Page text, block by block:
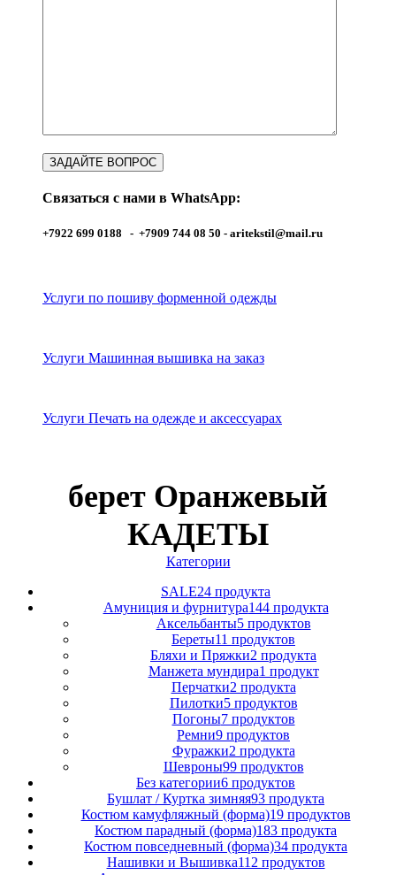
Связаться с нами в WhatsApp:
+7922 699 0188 - +7909 744 08 50 - aritekstil@mail.ru
Услуги по пошиву форменной одежды
Услуги Машинная вышивка на заказ
Услуги Печать на одежде и аксессуарах
берет Оранжевый
КАДЕТЫ
Категории
SALE24 продукта
Амуниция и фурнитура144 продукта
Аксельбанты5 продуктов
Береты11 продуктов
Бляхи и Пряжки2 продукта
Манжета мундира1 продукт
Перчатки2 продукта
Пилотки5 продуктов
Погоны7 продуктов
Ремни9 продуктов
Фуражки2 продукта
Шевроны99 продуктов
Без категории6 продуктов
Бушлат / Куртка зимняя93 продукта
Костюм камуфляжный (форма)19 продуктов
Костюм парадный (форма)183 продукта
Костюм повседневный (форма)34 продукта
Нашивки и Вышивка112 продуктов